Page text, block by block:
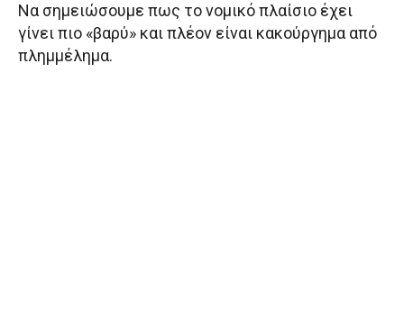
Να σημειώσουμε πως το νομικό πλαίσιο έχει
γίνει πιο «βαρύ» και πλέον είναι κακούργημα από
πλημμέλημα.